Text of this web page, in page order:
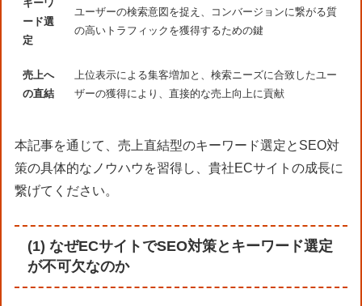
キーワ
ード選
定
ユーザーの検索意図を捉え、コンバージョンに繋がる質
の高いトラフィックを獲得するための鍵
売上へ
の直結
上位表示による集客増加と、検索ニーズに合致したユー
ザーの獲得により、直接的な売上向上に貢献
本記事を通じて、売上直結型のキーワード選定とSEO対
策の具体的なノウハウを習得し、貴社ECサイトの成長に
繋げてください。
(1) なぜECサイトでSEO対策とキーワード選定
が不可欠なのか